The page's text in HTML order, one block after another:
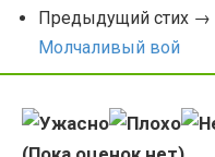
Предыдущий стих →
Молчаливый вой